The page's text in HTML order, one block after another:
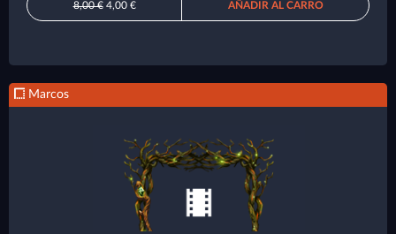
8,00 €4,00 € AÑADIR AL CARRO
Marcos